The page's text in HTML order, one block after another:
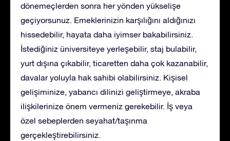
dönemeçlerden sonra her yönden yükselişe
geçiyorsunuz. Emeklerinizin karşılığını aldığınızı
hissedebilir, hayata daha iyimser bakabilirsiniz.
İstediğiniz üniversiteye yerleşebilir, staj bulabilir,
yurt dışına çıkabilir, ticaretten daha çok kazanabilir,
davalar yoluyla hak sahibi olabilirsiniz. Kişisel
gelişiminize, yabancı dilinizi geliştirmeye, akraba
ilişkilerinize önem vermeniz gerekebilir. İş veya
özel sebeplerden seyahat/taşınma
gerçekleştirebilirsiniz.